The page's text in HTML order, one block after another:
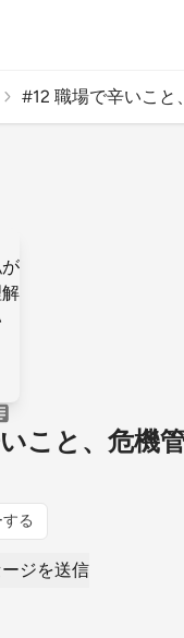
#12 職場で辛いこと
こと、危機
る
ジを送信